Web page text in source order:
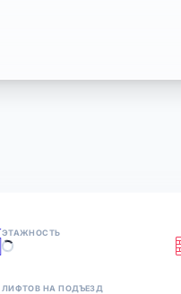
ЭТАЖНОСТЬ
ЛИФТОВ НА ПОДЪЕЗД